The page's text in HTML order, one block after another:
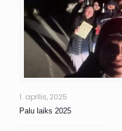
1. aprīlis, 2025
Palu laiks 2025